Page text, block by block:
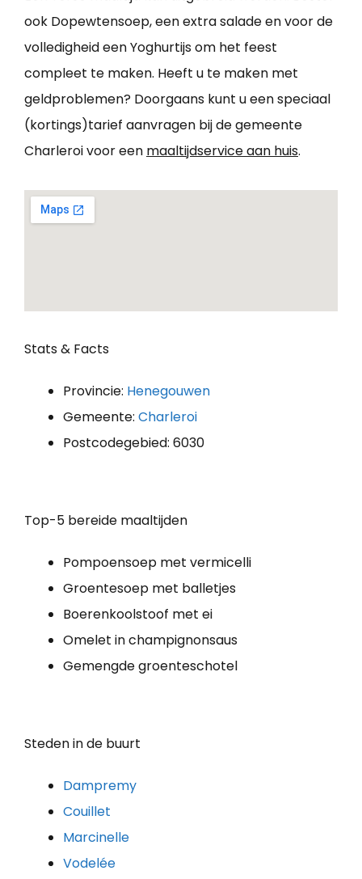
ook Dopewtensoep, een extra salade en voor de
volledigheid een Yoghurtijs om het feest
compleet te maken. Heeft u te maken met
geldproblemen? Doorgaans kunt u een speciaal
(kortings)tarief aanvragen bij de gemeente
Charleroi voor een maaltijdservice aan huis.
Stats & Facts
Provincie: Henegouwen
Gemeente: Charleroi
Postcodegebied: 6030
Top-5 bereide maaltijden
Pompoensoep met vermicelli
Groentesoep met balletjes
Boe­ren­kool­stoof met ei
Omelet in champignonsaus
Gemengde groenteschotel
Steden in de buurt
Dampremy
Couillet
Marcinelle
Vodelée